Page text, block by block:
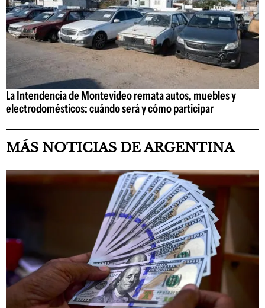
La Intendencia de Montevideo remata autos, muebles y
electrodomésticos: cuándo será y cómo participar
MÁS NOTICIAS DE ARGENTINA